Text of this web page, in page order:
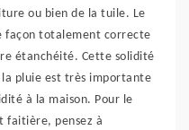
ou bien de la tuile. Le
façon totalement correcte
étanchéité. Cette solidité
la pluie est très importante
à la maison. Pour le
faitière, pensez à